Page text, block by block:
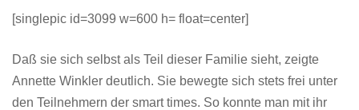
[singlepic id=3099 w=600 h= float=center]
Daß sie sich selbst als Teil dieser Familie sieht, zeigte
Annette Winkler deutlich. Sie bewegte sich stets frei unter
den Teilnehmern der smart times. So konnte man mit ihr